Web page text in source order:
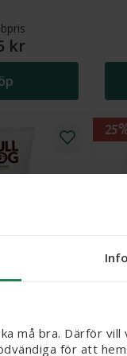
må bra. Därför
för att
kr
Face